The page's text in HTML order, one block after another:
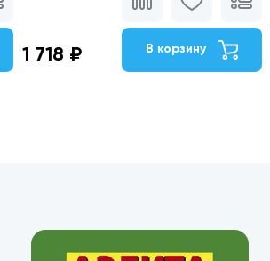
1 718 ₽ В корзину